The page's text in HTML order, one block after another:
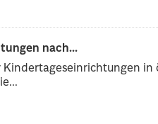
nach...
in